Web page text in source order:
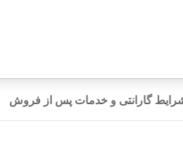
گارانتی و خدمات پس از فروش